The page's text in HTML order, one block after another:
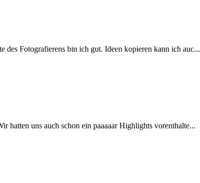
Fotografierens bin ich gut. Ideen kopieren kann ich auc...
hatten uns auch schon ein paaaaar Highlights vorenthalte...